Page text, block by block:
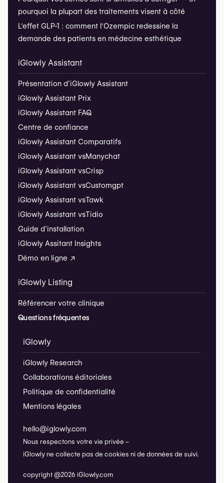
pourquoi la plupart des traitements visent à côté
L'effet GLP-1 : comment l'Ozempic redessine la
demande des patients en médecine esthétique
iGlowly Assistant
Présentation d’iGlowly Assistant
iGlowly Assistant Prix
iGlowly Assistant FAQ
Centre de confiance
iGlowly Assistant Comparatifs
iGlowly Assistant vsManychat
iGlowly Assistant vsCrisp
iGlowly Assistant vsCustomgpt
iGlowly Assistant vsTawk
iGlowly Assistant vsTidio
Guide d’installation
iGlowly Assitant Insights
Démo en ligne ↗
iGlowly Listing
Référencer votre clinique
Questions fréquentes
iGlowly
iGlowly Research
Collaborations éditoriales
Politique de confidentialité
Mentions légales
hello@iglowly.com
Nous respectons votre vie privée –
iGlowly ne collecte pas de cookies ni de données de suivi.
copyright @2026 iGlowly.com